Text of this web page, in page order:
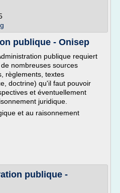
publique - Onisep
publique requiert
nombreuses sources
règlements, textes
doctrine) qu'il faut pouvoir
et éventuellement
juridique.
et au raisonnement
publique -